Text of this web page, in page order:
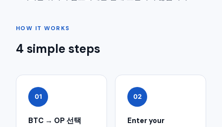
HOW IT WORKS
4 simple steps
01
BTC → OP 선택
02
Enter your